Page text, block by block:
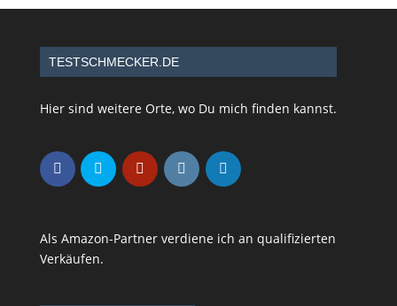
TESTSCHMECKER.DE
Hier sind weitere Orte, wo Du mich finden kannst.
Als Amazon-Partner verdiene ich an qualifizierten
Verkäufen.